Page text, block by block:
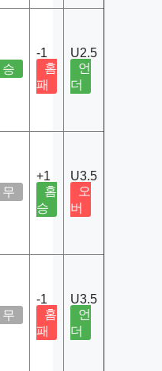
승
-1
홈
패
U2.5
언
더
무
+1
홈
승
U3.5
오
버
무
-1
홈
패
U3.5
언
더